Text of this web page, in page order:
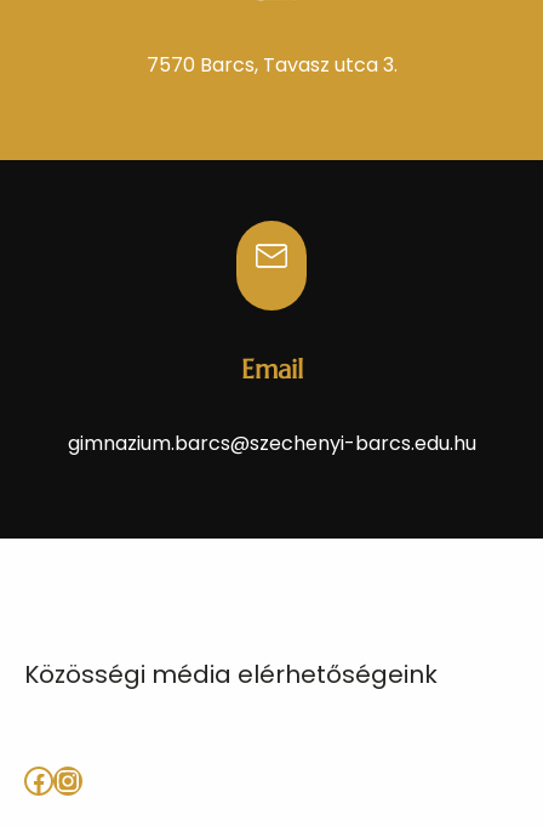
7570 Barcs, Tavasz utca 3.
Email
gimnazium.barcs@szechenyi-barcs.edu.hu
Közösségi média elérhetőségeink
Facebook Instagram